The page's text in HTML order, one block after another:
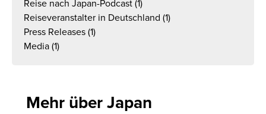
Reise nach Japan-Podcast (1)
Reiseveranstalter in Deutschland (1)
Press Releases (1)
Media (1)
Mehr über Japan